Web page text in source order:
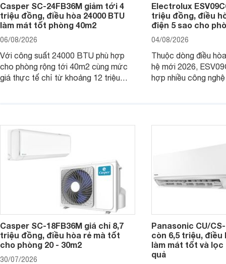
Casper SC-24FB36M giảm tới 4
triệu đồng, điều hòa 24000 BTU
làm mát tốt phòng 40m2
06/08/2026
Với công suất 24000 BTU phù hợp
cho phòng rộng tới 40m2 cùng mức
giá thực tế chỉ từ khoảng 12 triệu
Electrolux
triệu đồng, điều
điện 5 sao cho
04/08/2026
Thuộc dòng điều
hệ mới 2026,
hợp nhiều công
Casper SC-18FB36M giá chỉ 8,7
triệu đồng, điều hòa rẻ mà tốt
cho phòng 20 - 30m2
30/07/2026
Panasonic CU/
còn 6,5 triệu, điều
làm mát tốt và lọc
quả